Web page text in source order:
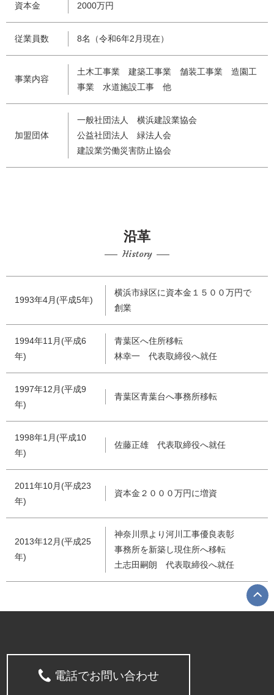
資本金 2000万円
従業員数 8名（令和6年2月現在）
事業内容
土木工事業 建築工事業 舗装工事業 造園工
事業 水道施設工事 他
加盟団体
一般社団法人 横浜建設業協会
公益社団法人 緑法人会
建設業労働災害防止協会
沿革
History
1993年4月(平成5年)
横浜市緑区に資本金１５００万円で
創業
1994年11月(平成6
年)
青葉区へ住所移転
林幸一 代表取締役へ就任
1997年12月(平成9
年)
青葉区青葉台へ事務所移転
1998年1月(平成10
年)
佐藤正雄 代表取締役へ就任
2011年10月(平成23
年)
資本金２０００万円に増資
2013年12月(平成25
年)
神奈川県より河川工事優良表彰
事務所を新築し現住所へ移転
土志田嗣朗 代表取締役へ就任
電話でお問い合わせ